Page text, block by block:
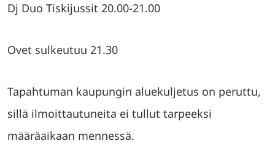
Dj Duo Tiskijussit 20.00-21.00
Ovet sulkeutuu 21.30
Tapahtuman kaupungin aluekuljetus on peruttu,
sillä ilmoittautuneita ei tullut tarpeeksi
määräaikaan mennessä.